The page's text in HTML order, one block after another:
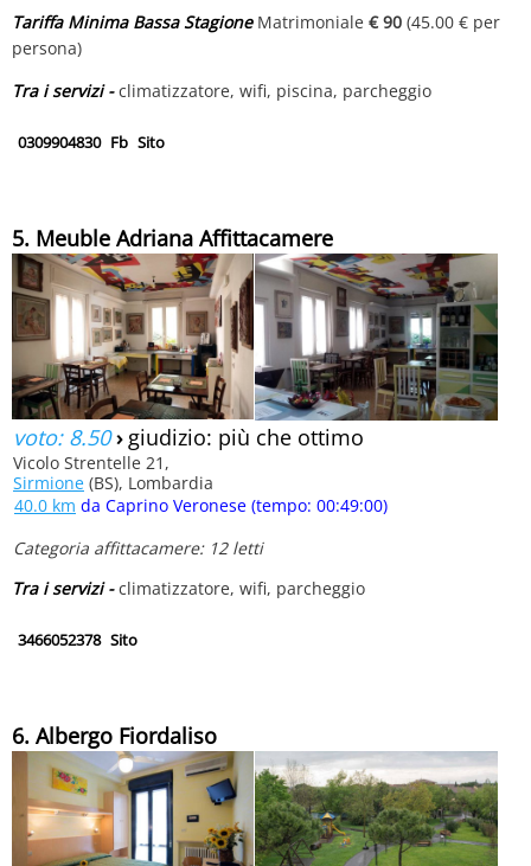
Tariffa Minima Bassa StagioneMatrimoniale € 90 (45.00 € per
persona)
Tra i servizi -climatizzatore, wifi, piscina, parcheggio
0309904830 Fb Sito
5. Meuble Adriana Affittacamere
voto: 8.50› giudizio: più che ottimo
Vicolo Strentelle 21,
Sirmione (BS), Lombardia
40.0 km da Caprino Veronese (tempo: 00:49:00)
Categoria affittacamere: 12 letti
Tra i servizi -climatizzatore, wifi, parcheggio
3466052378 Sito
6. Albergo Fiordaliso